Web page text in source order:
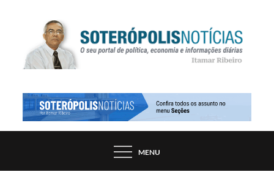
SOTERÓPOLIS NOTÍCIAS
PORTAL DE NOTÍCIAS DE SALVADOR E
MENU